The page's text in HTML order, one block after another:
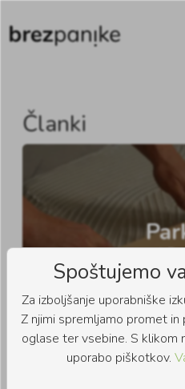
Spoštujemo
Za izboljšanje uporabniške
Z njimi spremljamo promet
oglase ter vsebine. S klikom
uporabo piškotkov.
Članki
1